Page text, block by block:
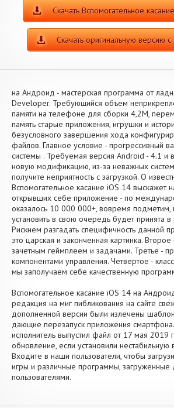
Скачать Вспомогательное
Скачать оригинальную версию
на Андроид - мастерская программа от
Developer. Требующийся объем
памяти на телефоне для сборки 4,2M,
память старые приложения, игрушки и
безусловного завершения хода
файлов. Главное условие - прогрессивный
системы . Требуемая версия Android - 4.1 и
новую модификацию, из-за неважных
получите неприятность с загрузкой. О
Вспомогательное касание iOS 14 выскажет
открывших себе приложение - по
оказалось 10 000 000+, вовремя подметим,
установить в свою очередь будет принята в
Рискнем разгадать специфичность данной
это царская и законченная картинка.
зачетным геймплеем и задачами. Третье -
компонентами управления. Четвертое -
мы заполучаем себе качественную
Вспомогательное касание iOS 14 на
редакция на миг пибликования на сайте
дополненной версии были излечены
дающие перезапуск приложения
исполнитель выпустил файл от 17 мая 2019
обновление, если установили
Входите в наши пользователи, чтобы
игры и различные программы,
пользователями.